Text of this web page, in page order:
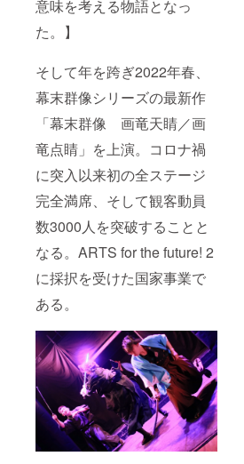
意味を考える物語となっ
た。】
そして年を跨ぎ2022年春、
幕末群像シリーズの最新作
「幕末群像 画竜天睛／画
竜点睛」を上演。コロナ禍
に突入以来初の全ステージ
完全満席、そして観客動員
数3000人を突破することと
なる。ARTS for the future! 2
に採択を受けた国家事業で
ある。